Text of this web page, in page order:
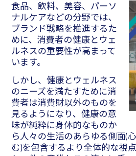
食品、飲料、美容、パーソ
ナルケアなどの分野では、
ブランド戦略を推進するた
めに、消費者の健康とウェ
ルネスの重要性が高まって
います。
しかし、健康とウェルネス
のニーズを満たすために消
費者は消費財以外のものを
見るようになり、健康の意
味が純粋に身体的なものか
ら人々の生活のあらゆる側面(
む)を包含するより全体的な視